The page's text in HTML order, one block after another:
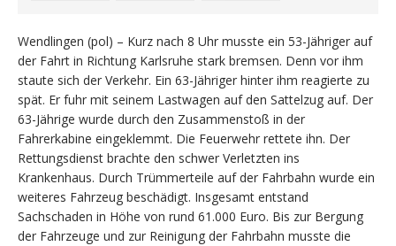
Wendlingen (pol) – Kurz nach 8 Uhr musste ein 53-Jähriger auf
der Fahrt in Richtung Karlsruhe stark bremsen. Denn vor ihm
staute sich der Verkehr. Ein 63-Jähriger hinter ihm reagierte zu
spät. Er fuhr mit seinem Lastwagen auf den Sattelzug auf. Der
63-Jährige wurde durch den Zusammenstoß in der
Fahrerkabine eingeklemmt. Die Feuerwehr rettete ihn. Der
Rettungsdienst brachte den schwer Verletzten ins
Krankenhaus. Durch Trümmerteile auf der Fahrbahn wurde ein
weiteres Fahrzeug beschädigt. Insgesamt entstand
Sachschaden in Höhe von rund 61.000 Euro. Bis zur Bergung
der Fahrzeuge und zur Reinigung der Fahrbahn musste die